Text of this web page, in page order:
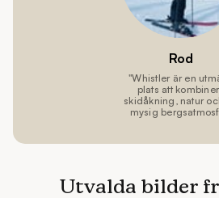
Utvalda bilder